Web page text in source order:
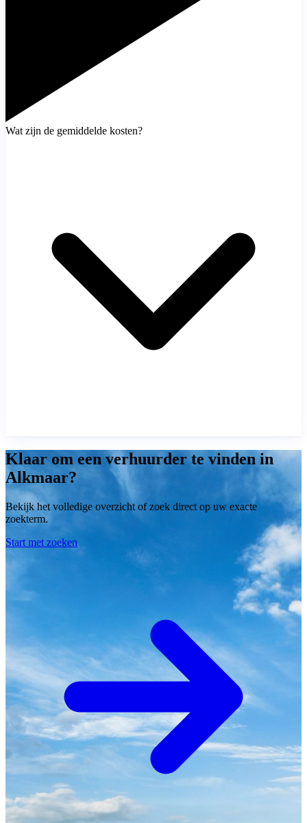
Wat zijn de gemiddelde kosten?
Klaar om een verhuurder te vinden in
Alkmaar?
Bekijk het volledige overzicht of zoek direct op uw exacte
zoekterm.
Start met zoeken